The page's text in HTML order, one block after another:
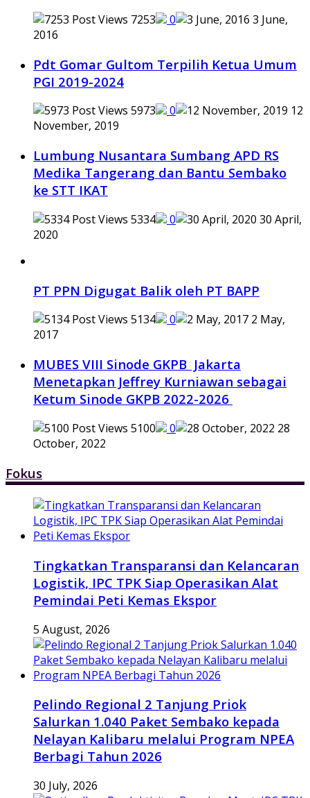
7253 0
3 June,
2016
Pdt Gomar Gultom Terpilih Ketua Umum
PGI 2019-2024
5973 0
12
November, 2019
Lumbung Nusantara Sumbang APD RS
Medika Tangerang dan Bantu Sembako
ke STT IKAT
5334 0
30 April,
2020
PT PPN Digugat Balik oleh PT BAPP
5134 0
2 May,
2017
MUBES VIII Sinode GKPB Jakarta
Menetapkan Jeffrey Kurniawan sebagai
Ketum Sinode GKPB 2022-2026
5100 0
28
October, 2022
Fokus
Tingkatkan Transparansi dan Kelancaran
Logistik, IPC TPK Siap Operasikan Alat
Pemindai Peti Kemas Ekspor
5 August, 2026
Pelindo Regional 2 Tanjung Priok
Salurkan 1.040 Paket Sembako kepada
Nelayan Kalibaru melalui Program NPEA
Berbagi Tahun 2026
30 July, 2026